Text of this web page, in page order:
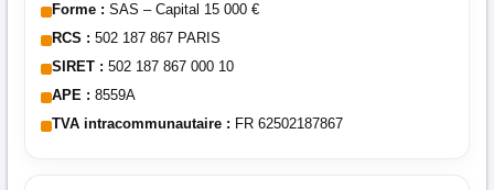
Forme : SAS – Capital 15 000 €
RCS : 502 187 867 PARIS
SIRET : 502 187 867 000 10
APE : 8559A
TVA intracommunautaire : FR 62502187867